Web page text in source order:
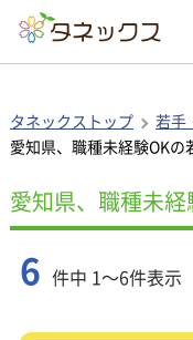
タネックストップ 若手
愛知県、職種未経験OKの
愛知県、職種未
6 件中 1～6件表示